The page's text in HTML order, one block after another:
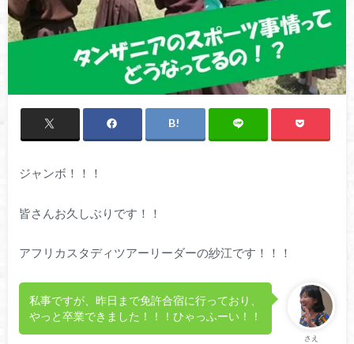
ジャンボ！！！
皆さんお久しぶりです！！
アフリカスタディツアーリーダーの紗江です！！！
さえ
私事ですが、昨日まで免許合宿に行っており、
やっと卒業できました！！！ひゃっふーい！！